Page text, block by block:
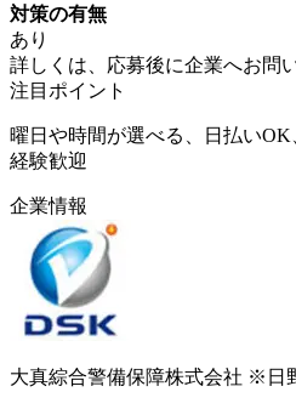
対策の有無
あり
詳しくは、応募後に企業へお問
注目ポイント
曜日や時間が選べる、日払い
経験歓迎
企業情報
大真綜合警備保障株式会社 ※日